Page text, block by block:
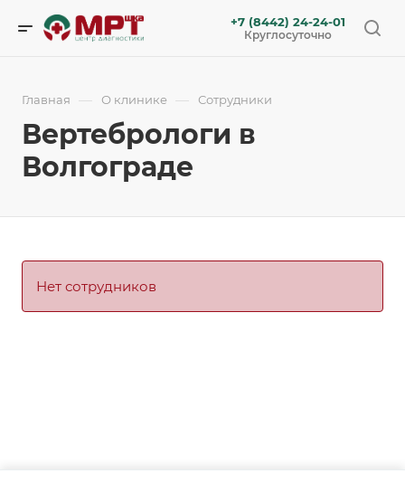
+7 (8442) 24-24-01
Круглосуточно
Главная — О клинике — Сотрудники
Вертебрологи в
Волгограде
Нет сотрудников